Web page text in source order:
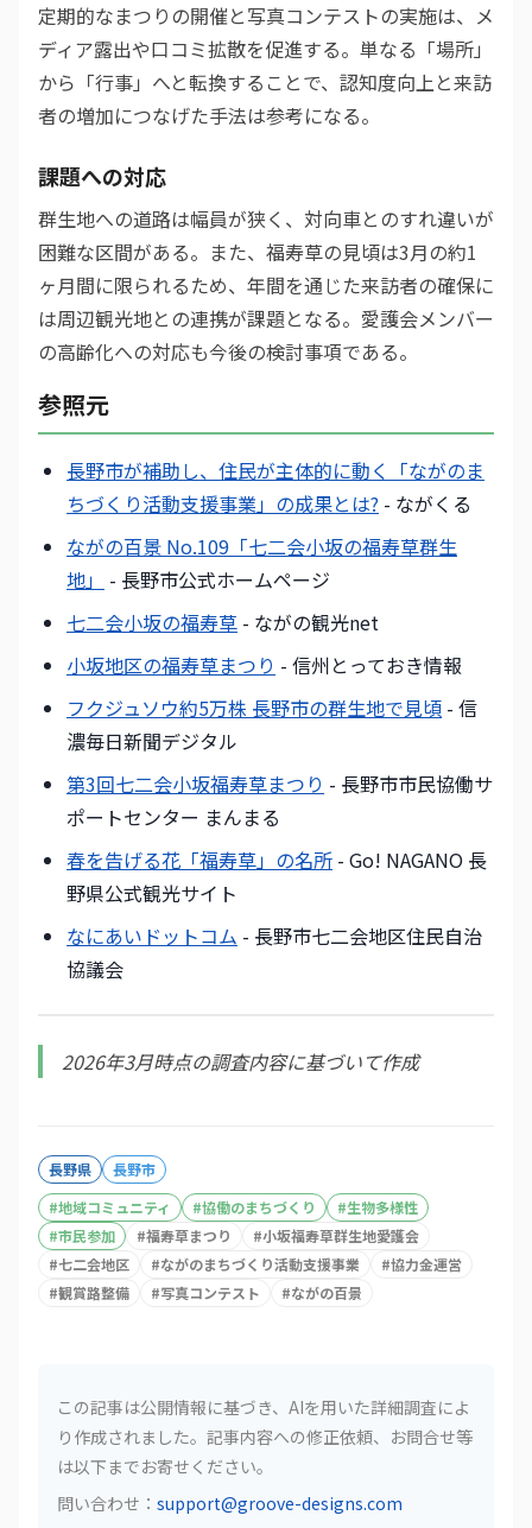
定期的なまつりの開催と写真コンテストの実施は、メ
ディア露出や口コミ拡散を促進する。単なる「場所」
から「行事」へと転換することで、認知度向上と来訪
者の増加につなげた手法は参考になる。
課題への対応
群生地への道路は幅員が狭く、対向車とのすれ違いが
困難な区間がある。また、福寿草の見頃は3月の約1
ヶ月間に限られるため、年間を通じた来訪者の確保に
は周辺観光地との連携が課題となる。愛護会メンバー
の高齢化への対応も今後の検討事項である。
参照元
長野市が補助し、住民が主体的に動く「ながのま
ちづくり活動支援事業」の成果とは? - ながくる
ながの百景 No.109「七二会小坂の福寿草群生
地」
- 長野市公式ホームページ
七二会小坂の福寿草 - ながの観光net
小坂地区の福寿草まつり - 信州とっておき情報
フクジュソウ約5万株 長野市の群生地で見頃 - 信
濃毎日新聞デジタル
第3回七二会小坂福寿草まつり - 長野市市民協働サ
ポートセンター まんまる
春を告げる花「福寿草」の名所 - Go! NAGANO 長
野県公式観光サイト
なにあいドットコム - 長野市七二会地区住民自治
協議会
2026年3月時点の調査内容に基づいて作成
長野県
長野市
#地域コミュニティ #協働のまちづくり #生物多様性
#市民参加 #福寿草まつり #小坂福寿草群生地愛護会
#七二会地区 #ながのまちづくり活動支援事業 #協力金運営
#観賞路整備 #写真コンテスト #ながの百景
この記事は公開情報に基づき、AIを用いた詳細調査によ
り作成されました。記事内容への修正依頼、お問合せ等
は以下までお寄せください。
問い合わせ： support@groove-designs.com